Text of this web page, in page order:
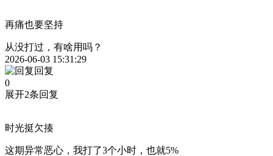
再痛也要坚持
从没打过，有啥用吗？
2026-06-03 15:31:29
回复
0
展开2条回复
时光挺欠揍
这期异常恶心，我打了3个小时，也就5%